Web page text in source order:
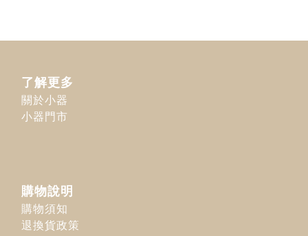
了解更多
關於小器
小器門市
購物說明
購物須知
退換貨政策